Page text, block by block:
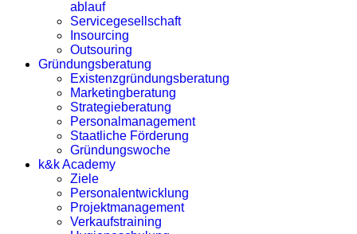
ablauf
Servicegesellschaft
Insourcing
Outsouring
Gründungsberatung
Existenzgründungsberatung
Marketingberatung
Strategieberatung
Personalmanagement
Staatliche Förderung
Gründungswoche
k&k Academy
Ziele
Personalentwicklung
Projektmanagement
Verkaufstraining